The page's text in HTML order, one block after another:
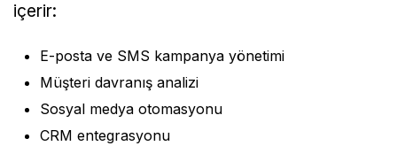
içerir:
E-posta ve SMS kampanya yönetimi
Müşteri davranış analizi
Sosyal medya otomasyonu
CRM entegrasyonu